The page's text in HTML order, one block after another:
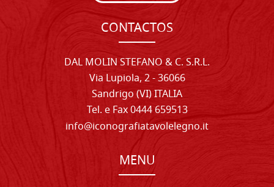
CONTACTOS
DAL MOLIN STEFANO & C. S.R.L.
Via Lupiola, 2 - 36066
Sandrigo (VI) ITALIA
Tel. e Fax 0444 659513
info@iconografiatavolelegno.it
MENU